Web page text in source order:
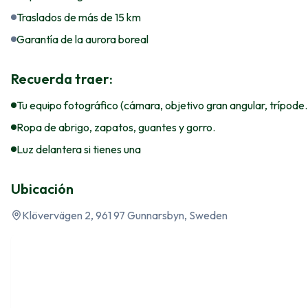
Traslados de más de 15 km
Garantía de la aurora boreal
Recuerda traer:
Tu equipo fotográfico (cámara, objetivo gran angular,
Ropa de abrigo, zapatos, guantes y gorro.
Luz delantera si tienes una
Ubicación
Klövervägen 2, 961 97 Gunnarsbyn, Sweden